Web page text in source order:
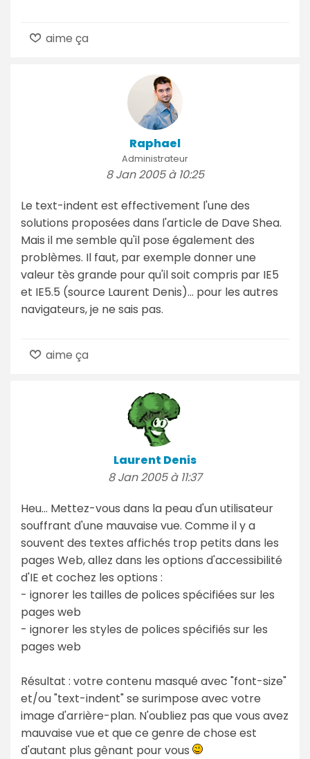
aime ça
Raphael
Administrateur
8 Jan 2005 à 10:25
Le text-indent est effectivement l'une des
solutions proposées dans l'article de Dave Shea.
Mais il me semble qu'il pose également des
problèmes. Il faut, par exemple donner une
valeur tès grande pour qu'il soit compris par IE5
et IE5.5 (source Laurent Denis)... pour les autres
navigateurs, je ne sais pas.
aime ça
Laurent Denis
8 Jan 2005 à 11:37
Heu... Mettez-vous dans la peau d'un utilisateur
souffrant d'une mauvaise vue. Comme il y a
souvent des textes affichés trop petits dans les
pages Web, allez dans les options d'accessibilité
d'IE et cochez les options :
- ignorer les tailles de polices spécifiées sur les
pages web
- ignorer les styles de polices spécifiés sur les
pages web
Résultat : votre contenu masqué avec "font-size"
et/ou "text-indent" se surimpose avec votre
image d'arrière-plan. N'oubliez pas que vous avez
mauvaise vue et que ce genre de chose est
d'autant plus gênant pour vous